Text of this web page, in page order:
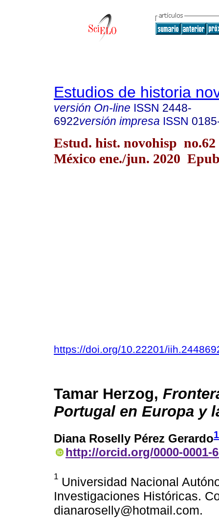
Estudios de historia
versión On-line ISSN 2448-
6922versión impresa ISSN
Estud. hist. novohisp
México ene./jun. 2020
https://doi.org/10.22201/
Tamar Herzog,
Portugal en Europa y
Diana Roselly Pérez Gerardo1
http://orcid.org/0000-0001-
1 Universidad Nacional
Investigaciones Históricas.
dianaroselly@hotmail.com.